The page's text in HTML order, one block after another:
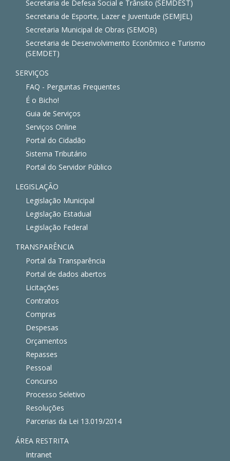
Secretaria de Defesa Social e Trânsito (SEMDEST)
Secretaria de Esporte, Lazer e Juventude (SEMJEL)
Secretaria Municipal de Obras (SEMOB)
Secretaria de Desenvolvimento Econômico e Turismo
(SEMDET)
SERVIÇOS
FAQ - Perguntas Frequentes
É o Bicho!
Guia de Serviços
Serviços Online
Portal do Cidadão
Sistema Tributário
Portal do Servidor Público
LEGISLAÇÃO
Legislação Municipal
Legislação Estadual
Legislação Federal
TRANSPARÊNCIA
Portal da Transparência
Portal de dados abertos
Licitações
Contratos
Compras
Despesas
Orçamentos
Repasses
Pessoal
Concurso
Processo Seletivo
Resoluções
Parcerias da Lei 13.019/2014
ÁREA RESTRITA
Intranet